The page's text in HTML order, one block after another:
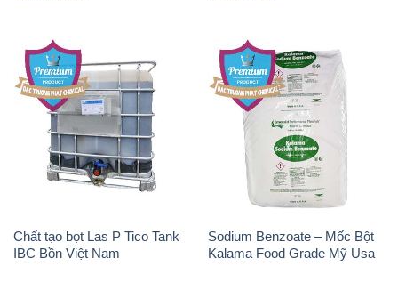
Chất tạo bọt Las P Tico Tank
IBC Bồn Việt Nam
Sodium Benzoate – Mốc Bột
Kalama Food Grade Mỹ Usa